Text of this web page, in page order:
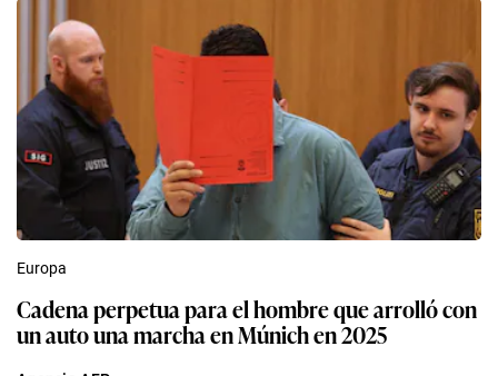
Europa
Cadena perpetua para el hombre que arrolló con
un auto una marcha en Múnich en 2025